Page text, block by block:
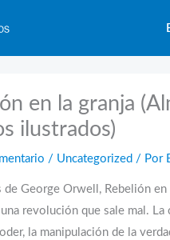
en la granja
ilustrados)
/ Uncategorized / Por
de George Orwell, Rebelión en
revolución que sale mal. La
la manipulación de la